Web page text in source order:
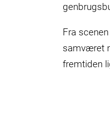
Fra
samværet
fremtiden